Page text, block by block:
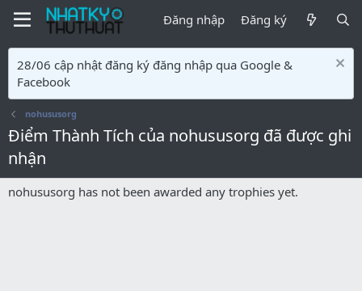
Đăng nhập Đăng ký
28/06 cập nhật đăng ký đăng nhập qua Google &
Facebook
nohususorg
Điểm Thành Tích của nohususorg đã được ghi
nhận
nohususorg has not been awarded any trophies yet.